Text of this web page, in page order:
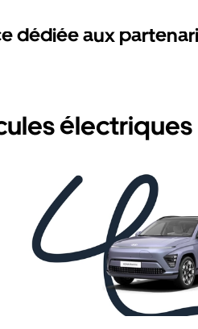
dédiée aux
électriques